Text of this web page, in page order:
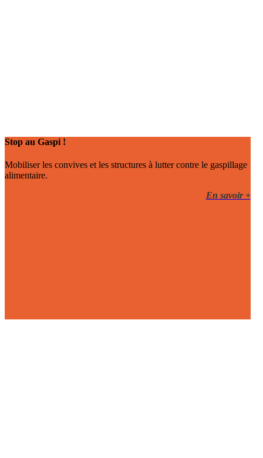
Stop au Gaspi !
Mobiliser les convives et les structures à lutter contre le gaspillage
alimentaire.
En savoir +